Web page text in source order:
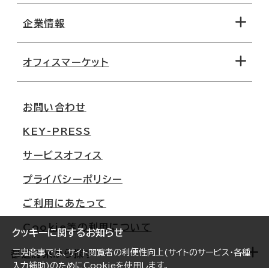
クッキーに関するお知らせ
三鬼商事では、サイト閲覧者の利便性向上(サイトのサービス・各種
入力補助)のためにCookieを使用します。
地図から探す
路線・駅から探す
移転コストシミュレーション
移転スケジュール
オフィス移転Q&A
企業情報
オフィスマーケット
大阪
名古屋
札幌
仙台
横浜
福岡
お問い合わせ
KEY-PRESS
サービスオフィス
プライバシーポリシー
ご利用にあたって
Cookie等の利用について
都道府県から探す